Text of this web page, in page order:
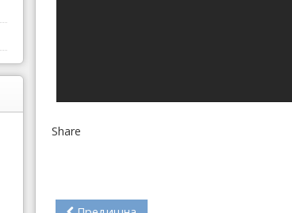
Share